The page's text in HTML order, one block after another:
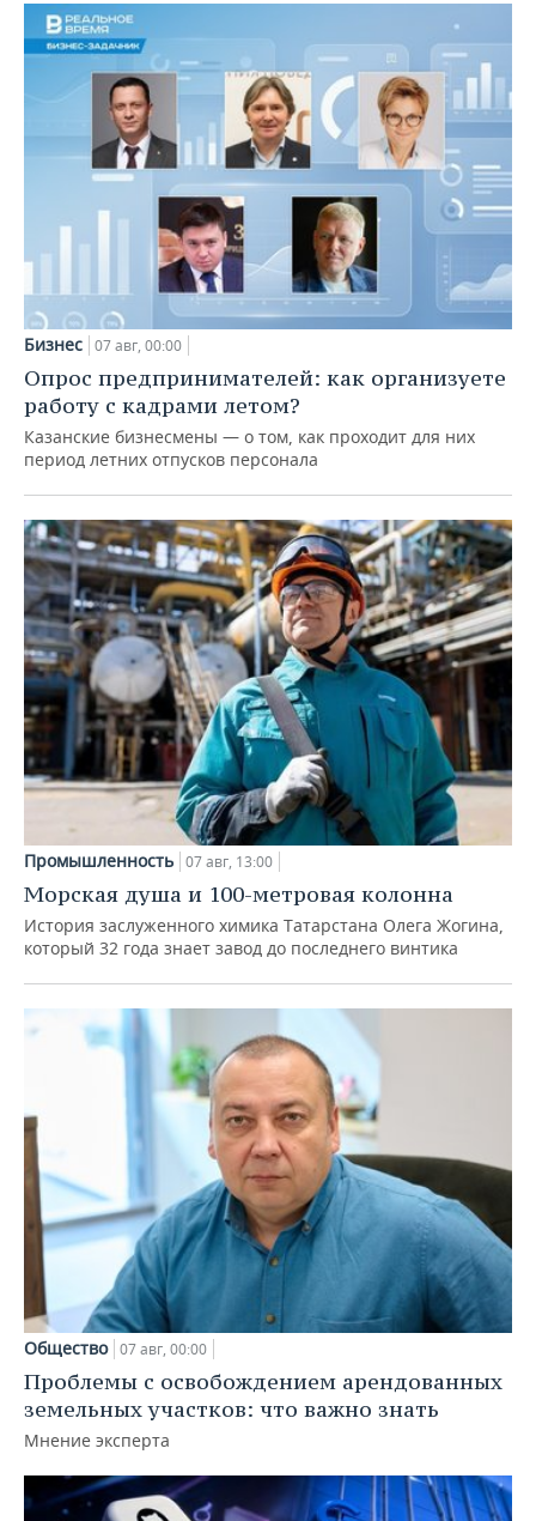
Бизнес 07 авг, 00:00
Опрос предпринимателей: как организуете
работу с кадрами летом?
Казанские бизнесмены — о том, как проходит для них
период летних отпусков персонала
Промышленность 07 авг, 13:00
Морская душа и 100-метровая колонна
История заслуженного химика Татарстана Олега Жогина,
который 32 года знает завод до последнего винтика
Общество 07 авг, 00:00
Проблемы с освобождением арендованных
земельных участков: что важно знать
Мнение эксперта